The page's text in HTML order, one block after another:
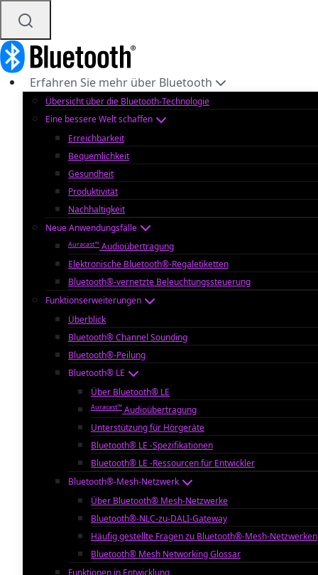
Erfahren Sie mehr über Bluetooth
Übersicht über die Bluetooth-Technologie
Eine bessere Welt schaffen
Erreichbarkeit
Bequemlichkeit
Gesundheit
Produktivität
Nachhaltigkeit
Neue Anwendungsfälle
Auracast™ Audioübertragung
Elektronische Bluetooth®-Regaletiketten
Bluetooth®-vernetzte Beleuchtungssteuerung
Funktionserweiterungen
Überblick
Bluetooth® Channel Sounding
Bluetooth®-Peilung
Bluetooth® LE
Über Bluetooth® LE
Auracast™ Audioübertragung
Unterstützung für Hörgeräte
Bluetooth® LE -Spezifikationen
Bluetooth® LE -Ressourcen für Entwickler
Bluetooth®-Mesh-Netzwerk
Über Bluetooth® Mesh-Netzwerke
Bluetooth®-NLC-zu-DALI-Gateway
Häufig gestellte Fragen zu Bluetooth®-Mesh-Netzwerken
Bluetooth® Mesh Networking Glossar
Funktionen in Entwicklung